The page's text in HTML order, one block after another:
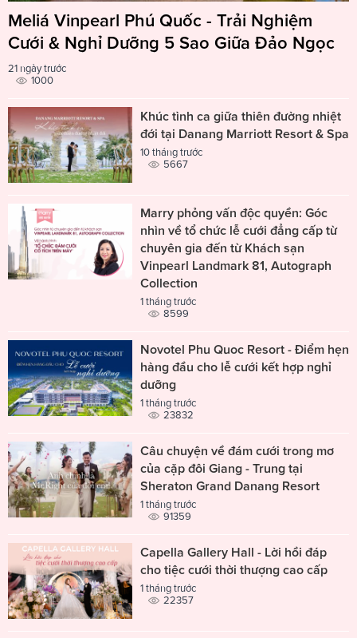
Meliá Vinpearl Phú Quốc - Trải Nghiệm
Cưới & Nghỉ Dưỡng 5 Sao Giữa Đảo Ngọc
21 ngày trước
1000
Khúc tình ca giữa thiên đường nhiệt
đới tại Danang Marriott Resort & Spa
10 tháng trước
5667
Marry phỏng vấn độc quyền: Góc
nhìn về tổ chức lễ cưới đẳng cấp từ
chuyên gia đến từ Khách sạn
Vinpearl Landmark 81, Autograph
Collection
1 tháng trước
8599
Novotel Phu Quoc Resort - Điểm hẹn
hàng đầu cho lễ cưới kết hợp nghỉ
dưỡng
1 tháng trước
23832
Câu chuyện về đám cưới trong mơ
của cặp đôi Giang - Trung tại
Sheraton Grand Danang Resort
1 tháng trước
91359
Capella Gallery Hall - Lời hồi đáp
cho tiệc cưới thời thượng cao cấp
1 tháng trước
22357